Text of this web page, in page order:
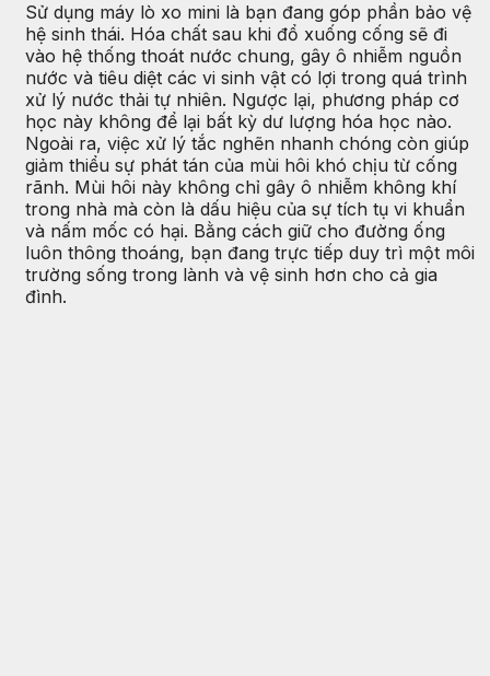
Sử dụng máy lò xo mini là bạn đang góp phần bảo vệ
hệ sinh thái. Hóa chất sau khi đổ xuống cống sẽ đi
vào hệ thống thoát nước chung, gây ô nhiễm nguồn
nước và tiêu diệt các vi sinh vật có lợi trong quá trình
xử lý nước thải tự nhiên. Ngược lại, phương pháp cơ
học này không để lại bất kỳ dư lượng hóa học nào.
Ngoài ra, việc xử lý tắc nghẽn nhanh chóng còn giúp
giảm thiểu sự phát tán của mùi hôi khó chịu từ cống
rãnh. Mùi hôi này không chỉ gây ô nhiễm không khí
trong nhà mà còn là dấu hiệu của sự tích tụ vi khuẩn
và nấm mốc có hại. Bằng cách giữ cho đường ống
luôn thông thoáng, bạn đang trực tiếp duy trì một môi
trường sống trong lành và vệ sinh hơn cho cả gia
đình.